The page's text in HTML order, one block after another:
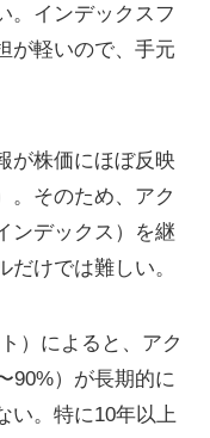
。インデックスフ
が軽いので、手元
が株価にほぼ反映
。そのため、アク
ンデックス）を継
けでは難しい。
）によると、アク
90%）が長期的に
い。特に10年以上